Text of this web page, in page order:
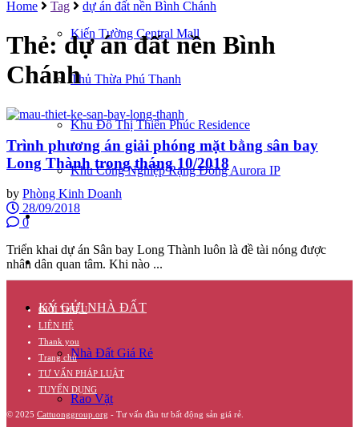
Kiến Tường Central Mall
Thủ Thừa Phú Thanh
Khu Đô Thị Thiên Phúc Residence
Khu Công Nghiệp Rạng Đông Aurora IP
CĂN HỘ
TUYỂN DỤNG
KÝ GỬI NHÀ ĐẤT
Nhà Đất Giá Rẻ
Rao Vặt
Home Tag dự án đất nền Bình Chánh
Thẻ:dự án đất nền Bình
Chánh
Trình phương án giải phóng mặt bằng sân bay
Long Thành trong tháng 10/2018
by Phòng Kinh Doanh
28/09/2018
0
Triển khai dự án Sân bay Long Thành luôn là đề tài nóng được
nhân dân quan tâm. Khi nào ...
GIỚI THIỆU
LIÊN HỆ
Thank you
Trang chủ
TƯ VẤN PHÁP LUẬT
TUYỂN DỤNG
© 2025 Cattuonggroup.org - Tư vấn đầu tư bất động sản giá rẻ.